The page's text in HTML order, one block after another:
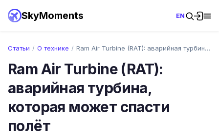
SkyMoments EN
Статьи / О технике / Ram Air Turbine (RAT): аварийная турбина…
Ram Air Turbine (RAT):
аварийная турбина,
которая может спасти
полёт